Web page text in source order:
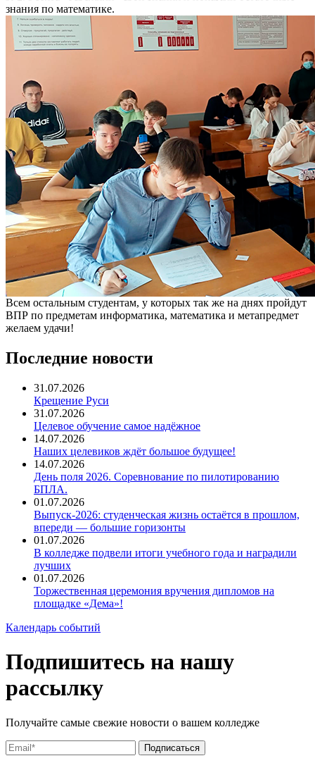
знания по математике.
Всем остальным студентам, у которых так же на днях пройдут
ВПР по предметам информатика, математика и метапредмет
желаем удачи!
Последние новости
31.07.2026
Крещение Руси
31.07.2026
Целевое обучение самое надёжное
14.07.2026
Наших целевиков ждёт большое будущее!
14.07.2026
День поля 2026. Соревнование по пилотированию
БПЛА.
01.07.2026
Выпуск-2026: студенческая жизнь остаётся в прошлом,
впереди — большие горизонты
01.07.2026
В колледже подвели итоги учебного года и наградили
лучших
01.07.2026
Торжественная церемония вручения дипломов на
площадке «Дема»!
Календарь событий
Подпишитесь на нашу
рассылку
Получайте самые свежие новости о вашем колледже